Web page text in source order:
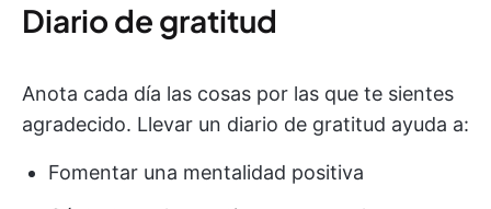
Diario de gratitud
Anota cada día las cosas por las que te sientes
agradecido. Llevar un diario de gratitud ayuda a:
Fomentar una mentalidad positiva